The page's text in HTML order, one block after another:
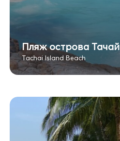
Пляж острова Тачай
Tachai Island Beach